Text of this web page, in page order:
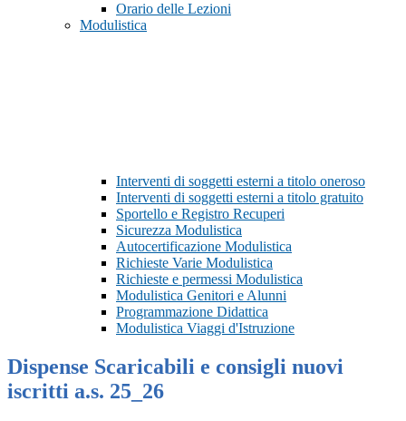
Orario delle Lezioni
Modulistica
Interventi di soggetti esterni a titolo oneroso
Interventi di soggetti esterni a titolo gratuito
Sportello e Registro Recuperi
Sicurezza Modulistica
Autocertificazione Modulistica
Richieste Varie Modulistica
Richieste e permessi Modulistica
Modulistica Genitori e Alunni
Programmazione Didattica
Modulistica Viaggi d'Istruzione
Dispense Scaricabili e consigli nuovi
iscritti a.s. 25_26